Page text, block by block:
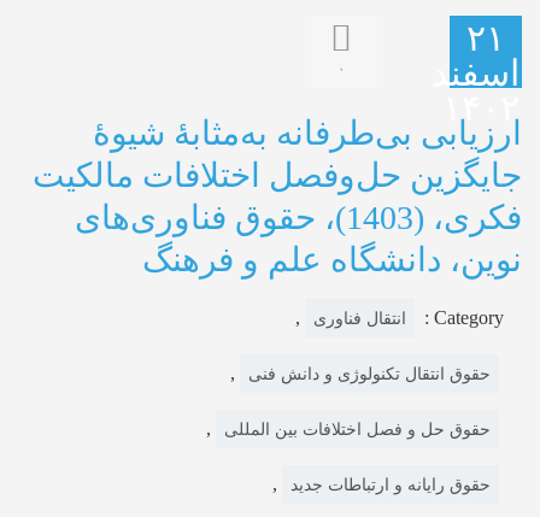
۲۱
اسفند
۱۴۰۲
۰
ارزیابی بی‌طرفانه به‌مثابۀ شیوۀ
جایگزین حل‌وفصل اختلافات مالکیت
فکری، (1403)، حقوق فناوری‌های
نوین، دانشگاه علم و فرهنگ
Category : انتقال فناوری ,
حقوق انتقال تکنولوژی و دانش فنی ,
حقوق حل و فصل اختلافات بین المللی ,
حقوق رایانه و ارتباطات جدید ,